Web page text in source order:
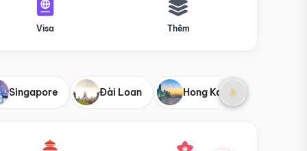
Visa Thêm
Singapore Đài Loan Hong Kong